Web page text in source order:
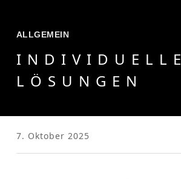
ALLGEMEIN
INDIVIDUELLE
LÖSUNGEN
7. Oktober 2025